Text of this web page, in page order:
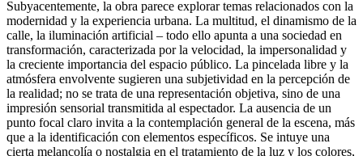
Subyacentemente, la obra parece explorar temas relacionados con la
modernidad y la experiencia urbana. La multitud, el dinamismo de la
calle, la iluminación artificial – todo ello apunta a una sociedad en
transformación, caracterizada por la velocidad, la impersonalidad y
la creciente importancia del espacio público. La pincelada libre y la
atmósfera envolvente sugieren una subjetividad en la percepción de
la realidad; no se trata de una representación objetiva, sino de una
impresión sensorial transmitida al espectador. La ausencia de un
punto focal claro invita a la contemplación general de la escena, más
que a la identificación con elementos específicos. Se intuye una
cierta melancolía o nostalgia en el tratamiento de la luz y los colores,